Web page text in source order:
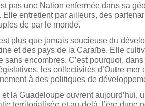
pas une Nation enfermée dans sa
Elle entretient par ailleurs, des
de par le monde.
plus que jamais soucieuse du
et des pays de la Caraïbe. Elle
sans encombres. C’est pourquoi,
les collectivités d’Outre-mer
à des politiques de
la Guadeloupe ouvrent aujourd’hui,